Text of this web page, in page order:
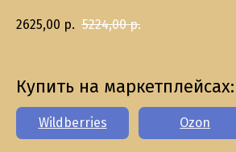
2625,00 р. 5224,00 р.
Купить на маркетплейсах:
Wildberries Ozon